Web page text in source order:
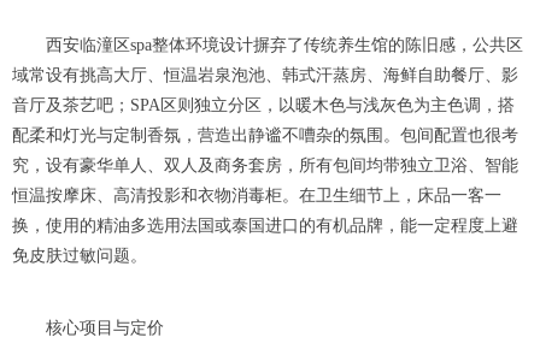
西安临潼区spa整体环境设计摒弃了传统养生馆的陈旧感，公共区
域常设有挑高大厅、恒温岩泉泡池、韩式汗蒸房、海鲜自助餐厅、影
音厅及茶艺吧；SPA区则独立分区，以暖木色与浅灰色为主色调，搭
配柔和灯光与定制香氛，营造出静谧不嘈杂的氛围。包间配置也很考
究，设有豪华单人、双人及商务套房，所有包间均带独立卫浴、智能
恒温按摩床、高清投影和衣物消毒柜。在卫生细节上，床品一客一
换，使用的精油多选用法国或泰国进口的有机品牌，能一定程度上避
免皮肤过敏问题。
核心项目与定价